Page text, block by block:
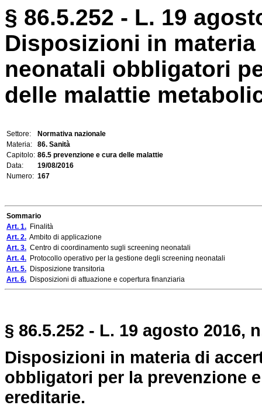
§ 86.5.252 - L. 19
Disposizioni in
neonatali obbligatori
delle malattie
Settore:
Normativa nazionale
Materia:
86. Sanità
Capitolo: 86.5 prevenzione e cura delle malattie
Data:
19/08/2016
Numero: 167
Sommario
Art. 1. Finalità
Art. 2. Ambito di applicazione
Art. 3. Centro di coordinamento sugli screening neonatali
Art. 4. Protocollo operativo per la gestione degli screening neonatali
Art. 5. Disposizione transitoria
Art. 6. Disposizioni di attuazione e copertura finanziaria
§ 86.5.252 - L. 19 agosto 2016,
Disposizioni in materia di
obbligatori per la prevenzione
ereditarie.